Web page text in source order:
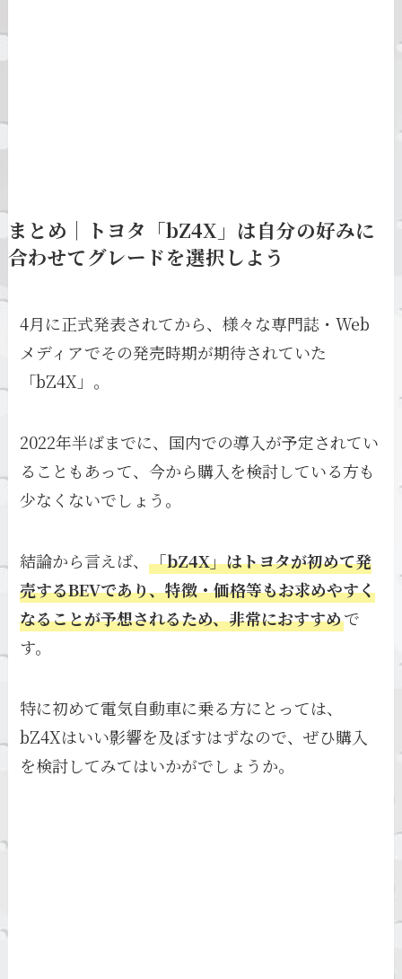
まとめ｜トヨタ「bZ4X」は自分の好みに
合わせてグレードを選択しよう
4月に正式発表されてから、様々な専門誌・Web
メディアでその発売時期が期待されていた
「bZ4X」。
2022年半ばまでに、国内での導入が予定されてい
ることもあって、今から購入を検討している方も
少なくないでしょう。
結論から言えば、「bZ4X」はトヨタが初めて発
売するBEVであり、特徴・価格等もお求めやすく
なることが予想されるため、非常におすすめで
す。
特に初めて電気自動車に乗る方にとっては、
bZ4Xはいい影響を及ぼすはずなので、ぜひ購入
を検討してみてはいかがでしょうか。